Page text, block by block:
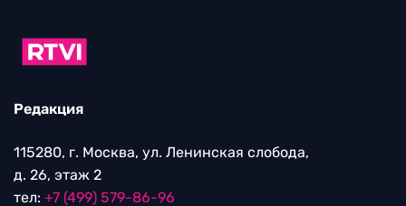
Редакция
115280, г. Москва, ул. Ленинская слобода,
д. 26, этаж 2
тел: +7 (499) 579-86-96